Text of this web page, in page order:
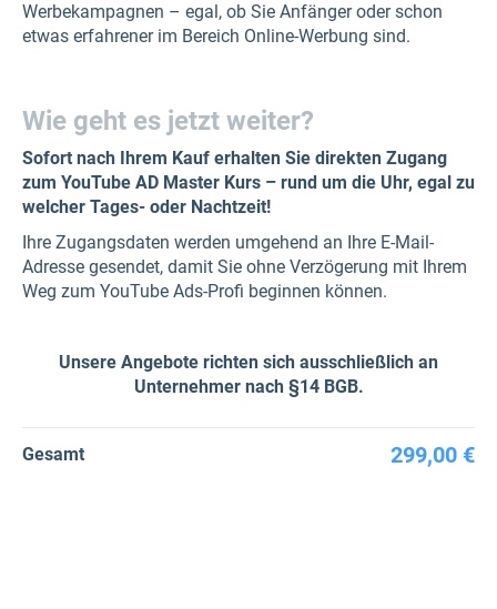
Werbekampagnen – egal, ob Sie Anfänger oder schon
etwas erfahrener im Bereich Online-Werbung sind.
Wie geht es jetzt weiter?
Sofort nach Ihrem Kauf erhalten Sie direkten Zugang
zum YouTube AD Master Kurs – rund um die Uhr, egal zu
welcher Tages- oder Nachtzeit!
Ihre Zugangsdaten werden umgehend an Ihre E-Mail-
Adresse gesendet, damit Sie ohne Verzögerung mit Ihrem
Weg zum YouTube Ads-Profi beginnen können.
Unsere Angebote richten sich ausschließlich an
Unternehmer nach §14 BGB.
Gesamt 299,00 €